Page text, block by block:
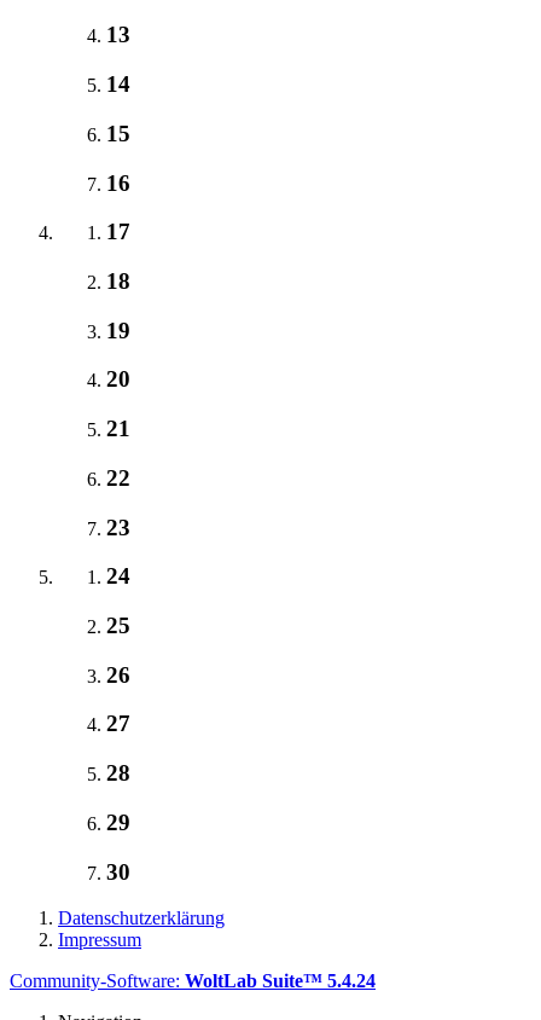
13
14
15
16
17
18
19
20
21
22
23
24
25
26
27
28
29
30
Datenschutzerklärung
Impressum
Community-Software: WoltLab Suite™ 5.4.24